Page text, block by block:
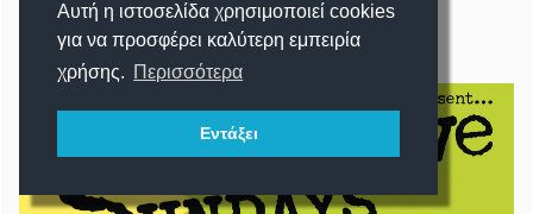
Αυτή η ιστοσελίδα χρησιμοποιεί cookies
για να προσφέρει καλύτερη εμπειρία
χρήσης. Περισσότερα
Εντάξει